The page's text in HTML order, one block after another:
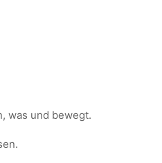
was und bewegt.